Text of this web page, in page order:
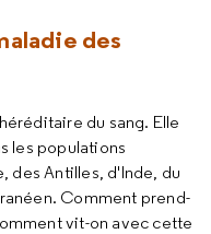
des
du sang. Elle
les populations
des Antilles, d'Inde, du
Comment prend-
vit-on avec cette